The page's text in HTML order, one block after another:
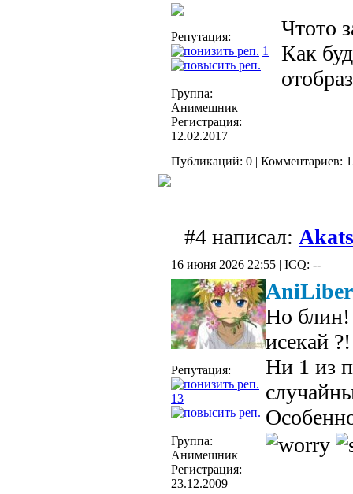
Репутация:
1
Группа:
Анимешник
Регистрация:
12.02.2017
Чтото
Как
Публикаций: 0 | Комментариев:
#4 написал:
16 июня 2026 22:55 | ICQ: --
Репутация:
13
Группа:
Анимешник
Регистрация:
23.12.2009
Но блин!
исекай ?!
Ни 1 из